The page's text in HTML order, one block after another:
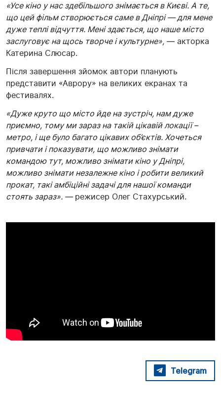
«Усе кіно у нас здебільшого знімається в Києві. А те,
що цей фільм створюється саме в Дніпрі — для мене
дуже теплі відчуття. Мені здається, що наше місто
заслуговує на щось творче і культурне», — акторка
Катерина Слюсар.
Після завершення зйомок автори планують
представити «Аврору» на великих екранах та
фестивалях.
«Дуже круто що місто йде на зустріч, нам дуже
приємно, тому ми зараз на такій цікавій локації –
метро, і ще було багато цікавих об’єктів. Хочеться
привчати і показувати, що можливо знімати
командою тут, можливо знімати кіно у Дніпрі,
можливо знімати незалежне кіно і робити великий
прокат, такі амбіційні задачі для нашої команди
стоять зараз». —режисер Олег Стахурський.
Telegram